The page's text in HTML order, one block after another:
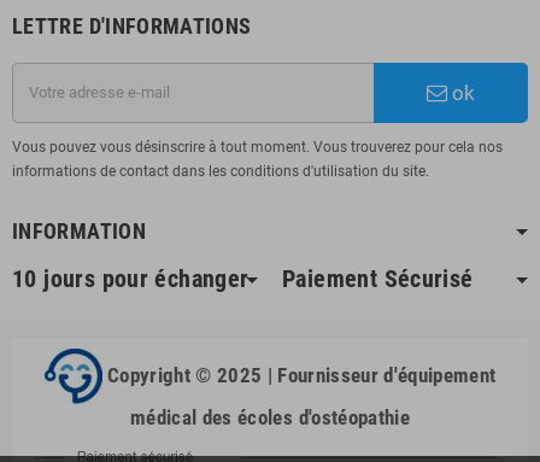
LETTRE D'INFORMATIONS
ok
Vous pouvez vous désinscrire à tout moment. Vous trouverez pour cela nos
informations de contact dans les conditions d'utilisation du site.
INFORMATION
10 jours pour échanger Paiement Sécurisé
Copyright © 2025 | Fournisseur d'équipement
médical des écoles d'ostéopathie